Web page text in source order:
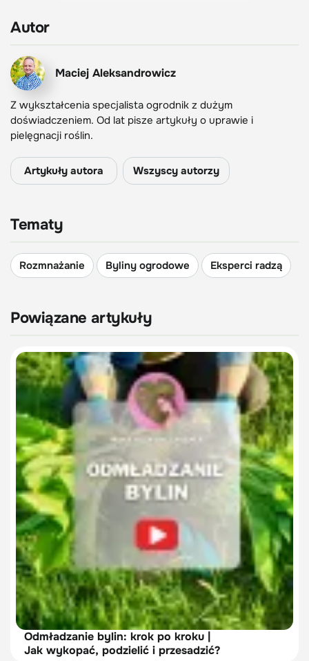
Autor
Maciej Aleksandrowicz
Z wykształcenia specjalista ogrodnik z dużym
doświadczeniem. Od lat pisze artykuły o uprawie i
pielęgnacji roślin.
Artykuły autora Wszyscy autorzy
Tematy
Rozmnażanie Byliny ogrodowe Eksperci radzą
Powiązane artykuły
Odmładzanie bylin: krok po kroku |
Jak wykopać, podzielić i przesadzić?